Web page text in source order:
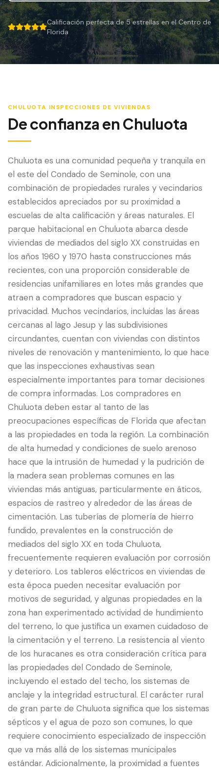
Mitigación de Viento
Certificación de Techo
SERVICIOS ESPECIALIZADOS
Mantenimiento Anual
Imagen Térmica
Inspección por Drone
Português 中文
407-205-7228
Agendar Inspección
5 out of 5 stars.
Calificación perfecta de 5 estrellas en el Centro de
Florida
CHULUOTA INSPECCIONES DE VIVIENDAS
De confianza en Chuluota
Chuluota es una comunidad pequeña y tranquila en
el este del Condado de Seminole, con una
combinación de propiedades rurales y vecindarios
establecidos apreciados por su proximidad a
escuelas de alta calificación y áreas naturales. El
parque habitacional en Chuluota abarca desde
viviendas de mediados del siglo XX construidas en
los años 1960 y 1970 hasta construcciones más
recientes, con una proporción considerable de
residencias unifamiliares en lotes más grandes que
atraen a compradores que buscan espacio y
privacidad. Muchos vecindarios, incluidas las áreas
cercanas al lago Jesup y las subdivisiones
circundantes, cuentan con viviendas con distintos
niveles de renovación y mantenimiento, lo que hace
que las inspecciones exhaustivas sean
especialmente importantes para tomar decisiones
de compra informadas. Los compradores en
Chuluota deben estar al tanto de las
preocupaciones específicas de Florida que afectan
a las propiedades en toda la región. La combinación
de alta humedad y condiciones de suelo arenoso
hace que la intrusión de humedad y la pudrición de
la madera sean problemas comunes en las
viviendas más antiguas, particularmente en áticos,
espacios de rastreo y alrededor de las áreas de
cimentación. Las tuberías de plomería de hierro
fundido, prevalentes en la construcción de
mediados del siglo XX en toda Chuluota,
frecuentemente requieren evaluación por corrosión
y deterioro. Los tableros eléctricos en viviendas de
esta época pueden necesitar evaluación por
motivos de seguridad, y algunas propiedades en la
zona han experimentado actividad de hundimiento
del terreno, lo que justifica un examen cuidadoso de
la cimentación y el terreno. La resistencia al viento
de los huracanes es otra consideración crítica para
las propiedades del Condado de Seminole,
incluyendo el estado del techo, los sistemas de
anclaje y la integridad estructural. El carácter rural
de gran parte de Chuluota significa que los sistemas
sépticos y el agua de pozo son comunes, lo que
requiere conocimiento especializado de inspección
que va más allá de los sistemas municipales
estándar. Adicionalmente, la proximidad a fuentes